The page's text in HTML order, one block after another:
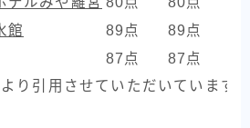
館
89点 89点
87点 87点
り引用させていただいています。